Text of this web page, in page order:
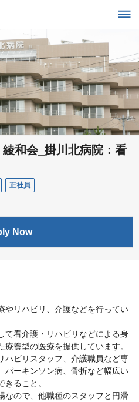
綾和会_掛川北病院：看
正社員
Now
やリハビリ、介護などを行ってい
て看介護・リハビリなどによる身
養型の医療を提供しています。
ハビリスタッフ、介護職員など専
パーキンソン病、骨折など幅広い
ること。
なので、他職種のスタッフと円滑